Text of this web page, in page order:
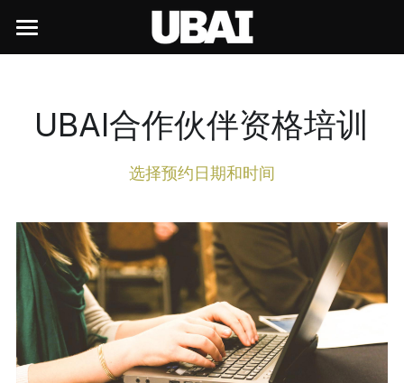
UBAI OPC
UBAI Chat
洞察与趋势
技术前沿
产品观察
创业与商业
上颖观点
UBAI行政
学AI就来UBAI
内部培训
培训报名
内测申请
个人内测资格申请
企业AI部署
企业申请试用
新闻与活动
新闻中的UBAI
AI与赛事
职业发展
社会招聘
创始人的信
UBAI合作伙伴资格培训
选择预约日期和时间
商品分类
UBAI行政
UBAI经典台历
颖豆
博客分类
行业趋势
UBAI新闻中心
上颖UBAI校企联络部
创业与商业
产品观察